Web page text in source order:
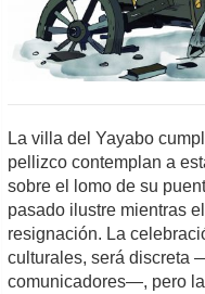
La villa del Yayabo
pellizco contemplan a
sobre el lomo de su
pasado ilustre mientras
resignación. La
culturales, será discreta
comunicadores—, pero